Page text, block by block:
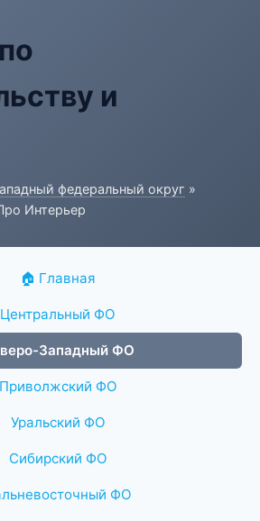
и
федеральный округ »
Интерьер
🏠 Главная
Центральный ФО
Западный ФО
Приволжский ФО
Уральский ФО
Сибирский ФО
ФО